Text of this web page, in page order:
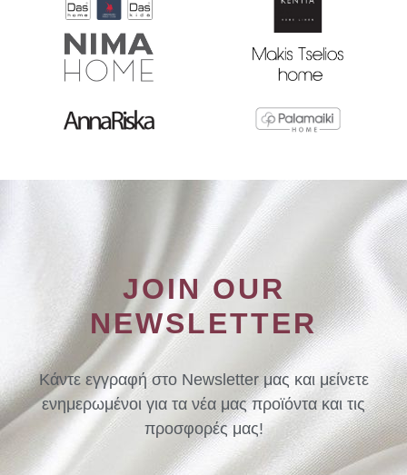
JOIN OUR
NEWSLETTER
Κάντε εγγραφή στο Newsletter μας και μείνετε
ενημερωμένοι για τα νέα μας προϊόντα και τις
προσφορές μας!